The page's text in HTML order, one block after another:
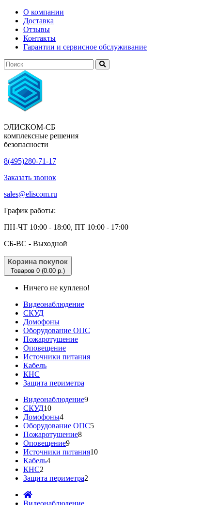
О компании
Доставка
Отзывы
Контакты
Гарантии и сервисное обслуживание
ЭЛИСКОМ-СБ
комплексные решения
безопасности
8(495)280-71-17
Заказать звонок
sales@eliscom.ru
График работы:
ПН-ЧТ 10:00 - 18:00, ПТ 10:00 - 17:00
CБ-ВС - Выходной
Корзина покупок
Товаров 0 (0.00 р.)
Ничего не куплено!
Видеонаблюдение
СКУД
Домофоны
Оборудование ОПС
Пожаротушение
Оповещение
Источники питания
Кабель
КНС
Защита периметра
Видеонаблюдение9
СКУД10
Домофоны4
Оборудование ОПС5
Пожаротушение8
Оповещение9
Источники питания10
Кабель4
КНС2
Защита периметра2
Видеонаблюдение